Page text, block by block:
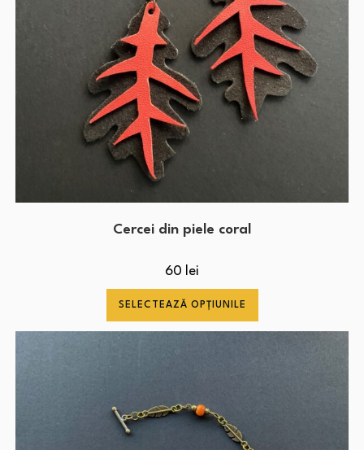
Cercei din piele coral
60 lei
SELECTEAZĂ OPȚIUNILE